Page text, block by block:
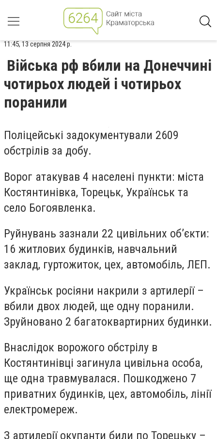
11:45, 13 серпня 2024 р.
Війська рф вбили на Донеччині
чотирьох людей і чотирьох
поранили
Поліцейські задокументували 2609
обстрілів за добу.
Ворог атакував 4 населені пункти: міста
Костянтинівка, Торецьк, Українськ та
село Богоявленка.
Руйнувань зазнали 22 цивільних об’єкти:
16 житлових будинків, навчальний
заклад, гуртожиток, цех, автомобіль, ЛЕП.
Українськ росіяни накрили з артилерії –
вбили двох людей, ще одну поранили.
Зруйновано 2 багатоквартирних будинки.
Внаслідок ворожого обстрілу в
Костянтинівці загинула цивільна особа,
ще одна травмувалася. Пошкоджено 7
приватних будинків, цех, автомобіль, лінії
електромереж.
З артилерії окупанти били по Торецьку –